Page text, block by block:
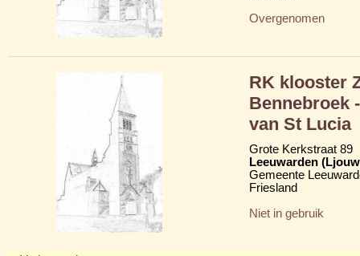
Overgenomen
RK klooster
Bennebroek
van St Lucia
Grote Kerkstraat 89
Leeuwarden
Gemeente
Friesland
Niet in gebruik